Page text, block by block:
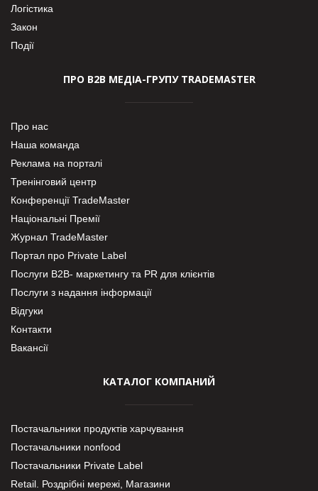
Логістика
Закон
Події
ПРО В2В МЕДІА-ГРУПУ TRADEMASTER
Про нас
Наша команда
Реклама на порталі
Тренінговий центр
Конференції TradeMaster
Національні Премії
Журнал TradeMaster
Портал про Private Label
Послуги В2В- маркетингу та PR для клієнтів
Послуги з надання інформації
Відгуки
Контакти
Вакансії
КАТАЛОГ КОМПАНИЙ
Постачальники продуктів харчування
Постачальники nonfood
Постачальники Private Label
Retail. Роздрібні мережі, Магазини